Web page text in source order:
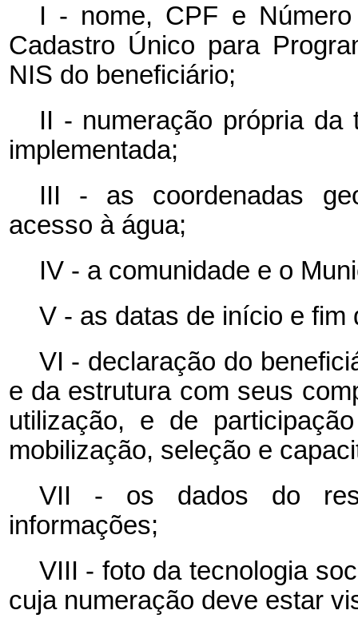
I - nome, CPF e
Cadastro Único para
NIS do beneficiário;
II - numeração própria
implementada;
III - as coordenadas
acesso à água;
IV - a comunidade e o
V - as datas de início e fim
VI - declaração do
e da estrutura com seus
utilização, e de
mobilização, seleção e
VII - os dados do
informações;
VIII - foto da tecnologia
cuja numeração deve estar